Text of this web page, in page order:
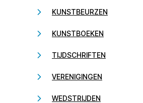
KUNSTBEURZEN
KUNSTBOEKEN
TIJDSCHRIFTEN
VERENIGINGEN
WEDSTRIJDEN